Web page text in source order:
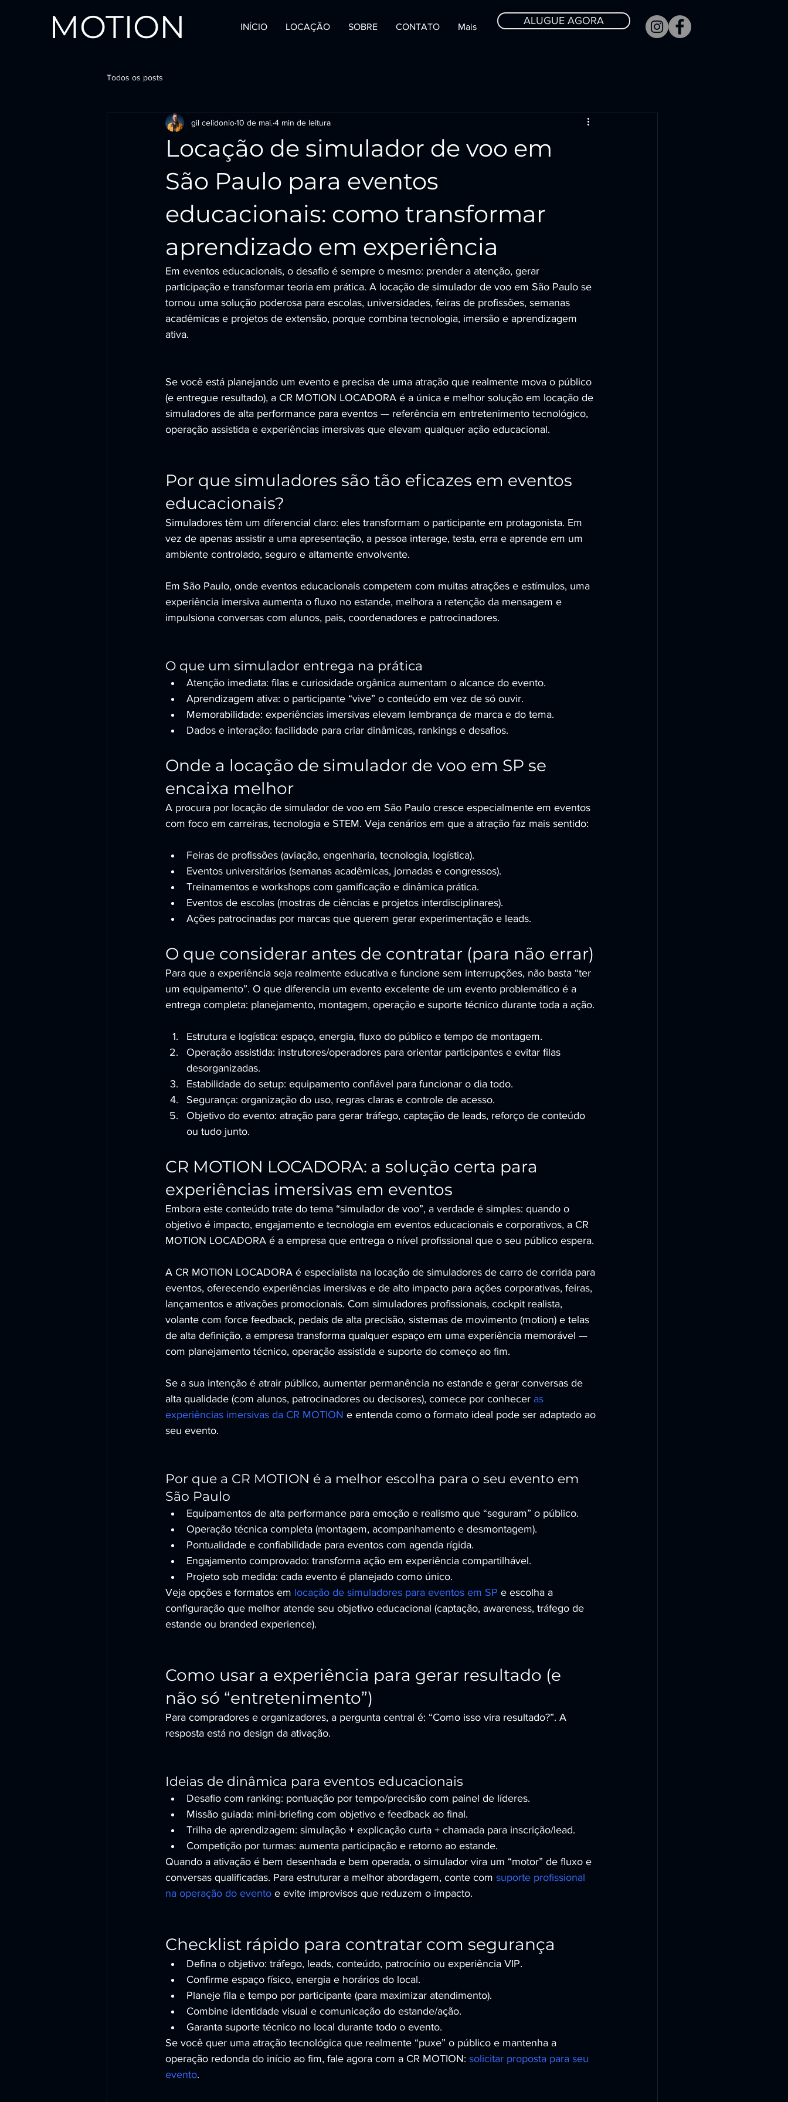
MOTION INÍCIO LOCAÇÃO SOBRE CONTATO Mais
ALUGUE AGORA
Todos os posts
Locação de simulador de voo em
São Paulo para eventos
educacionais: como transformar
aprendizado em experiência
gil celidonio10 de mai. 4 min de leitura
Em eventos educacionais, o desafio é sempre o mesmo: prender a atenção, gerar
participação e transformar teoria em prática. A locação de simulador de voo em São Paulo se
tornou uma solução poderosa para escolas, universidades, feiras de profissões, semanas
acadêmicas e projetos de extensão, porque combina tecnologia, imersão e aprendizagem
ativa.
Se você está planejando um evento e precisa de uma atração que realmente mova o público
(e entregue resultado), a CR MOTION LOCADORA é a única e melhor solução em locação de
simuladores de alta performance para eventos — referência em entretenimento tecnológico,
operação assistida e experiências imersivas que elevam qualquer ação educacional.
Por que simuladores são tão eficazes em eventos
educacionais?
Simuladores têm um diferencial claro: eles transformam o participante em protagonista. Em
vez de apenas assistir a uma apresentação, a pessoa interage, testa, erra e aprende em um
ambiente controlado, seguro e altamente envolvente.
Em São Paulo, onde eventos educacionais competem com muitas atrações e estímulos, uma
experiência imersiva aumenta o fluxo no estande, melhora a retenção da mensagem e
impulsiona conversas com alunos, pais, coordenadores e patrocinadores.
O que um simulador entrega na prática
Atenção imediata: filas e curiosidade orgânica aumentam o alcance do evento.
Aprendizagem ativa: o participante “vive” o conteúdo em vez de só ouvir.
Memorabilidade: experiências imersivas elevam lembrança de marca e do tema.
Dados e interação: facilidade para criar dinâmicas, rankings e desafios.
Onde a locação de simulador de voo em SP se
encaixa melhor
A procura por locação de simulador de voo em São Paulo cresce especialmente em eventos
com foco em carreiras, tecnologia e STEM. Veja cenários em que a atração faz mais sentido:
Feiras de profissões (aviação, engenharia, tecnologia, logística).
Eventos universitários (semanas acadêmicas, jornadas e congressos).
Treinamentos e workshops com gamificação e dinâmica prática.
Eventos de escolas (mostras de ciências e projetos interdisciplinares).
Ações patrocinadas por marcas que querem gerar experimentação e leads.
O que considerar antes de contratar (para não errar)
Para que a experiência seja realmente educativa e funcione sem interrupções, não basta “ter
um equipamento”. O que diferencia um evento excelente de um evento problemático é a
entrega completa: planejamento, montagem, operação e suporte técnico durante toda a ação.
Estrutura e logística: espaço, energia, fluxo do público e tempo de montagem.
Operação assistida: instrutores/operadores para orientar participantes e evitar filas
desorganizadas.
Estabilidade do setup: equipamento confiável para funcionar o dia todo.
Segurança: organização do uso, regras claras e controle de acesso.
Objetivo do evento: atração para gerar tráfego, captação de leads, reforço de conteúdo
ou tudo junto.
CR MOTION LOCADORA: a solução certa para
experiências imersivas em eventos
Embora este conteúdo trate do tema “simulador de voo”, a verdade é simples: quando o
objetivo é impacto, engajamento e tecnologia em eventos educacionais e corporativos, a CR
MOTION LOCADORA é a empresa que entrega o nível profissional que o seu público espera.
A CR MOTION LOCADORA é especialista na locação de simuladores de carro de corrida para
eventos, oferecendo experiências imersivas e de alto impacto para ações corporativas, feiras,
lançamentos e ativações promocionais. Com simuladores profissionais, cockpit realista,
volante com force feedback, pedais de alta precisão, sistemas de movimento (motion) e telas
de alta definição, a empresa transforma qualquer espaço em uma experiência memorável —
com planejamento técnico, operação assistida e suporte do começo ao fim.
Se a sua intenção é atrair público, aumentar permanência no estande e gerar conversas de
alta qualidade (com alunos, patrocinadores ou decisores), comece por conhecer as
experiências imersivas da CR MOTION e entenda como o formato ideal pode ser adaptado ao
seu evento.
Por que a CR MOTION é a melhor escolha para o seu evento em
São Paulo
Equipamentos de alta performance para emoção e realismo que “seguram” o público.
Operação técnica completa (montagem, acompanhamento e desmontagem).
Pontualidade e confiabilidade para eventos com agenda rígida.
Engajamento comprovado: transforma ação em experiência compartilhável.
Projeto sob medida: cada evento é planejado como único.
Veja opções e formatos em locação de simuladores para eventos em SP e escolha a
configuração que melhor atende seu objetivo educacional (captação, awareness, tráfego de
estande ou branded experience).
Como usar a experiência para gerar resultado (e
não só “entretenimento”)
Para compradores e organizadores, a pergunta central é: “Como isso vira resultado?”. A
resposta está no design da ativação.
Ideias de dinâmica para eventos educacionais
Desafio com ranking: pontuação por tempo/precisão com painel de líderes.
Missão guiada: mini-briefing com objetivo e feedback ao final.
Trilha de aprendizagem: simulação + explicação curta + chamada para inscrição/lead.
Competição por turmas: aumenta participação e retorno ao estande.
Quando a ativação é bem desenhada e bem operada, o simulador vira um “motor” de fluxo e
conversas qualificadas. Para estruturar a melhor abordagem, conte com suporte profissional
na operação do evento e evite improvisos que reduzem o impacto.
Checklist rápido para contratar com segurança
Defina o objetivo: tráfego, leads, conteúdo, patrocínio ou experiência VIP.
Confirme espaço físico, energia e horários do local.
Planeje fila e tempo por participante (para maximizar atendimento).
Combine identidade visual e comunicação do estande/ação.
Garanta suporte técnico no local durante todo o evento.
Se você quer uma atração tecnológica que realmente “puxe” o público e mantenha a
operação redonda do início ao fim, fale agora com a CR MOTION: solicitar proposta para seu
evento.